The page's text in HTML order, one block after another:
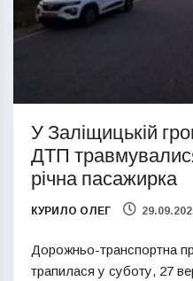
У Заліщицькій
ДТП
річна пасажирка
КУРИЛО ОЛЕГ
Дорожньо-транспортна
трапилася у суботу, 27